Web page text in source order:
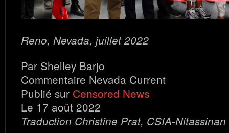
Reno, Nevada, juillet 2022
Par Shelley Barjo
Commentaire Nevada Current
Publié sur Censored News
Le 17 août 2022
Traduction Christine Prat, CSIA-Nitassinan